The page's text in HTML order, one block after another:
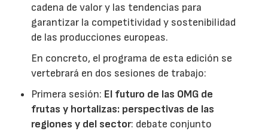
cadena de valor y las tendencias para
garantizar la competitividad y sostenibilidad
de las producciones europeas.
En concreto, el programa de esta edición se
vertebrará en dos sesiones de trabajo:
Primera sesión: El futuro de las OMG de
frutas y hortalizas: perspectivas de las
regiones y del sector: debate conjunto